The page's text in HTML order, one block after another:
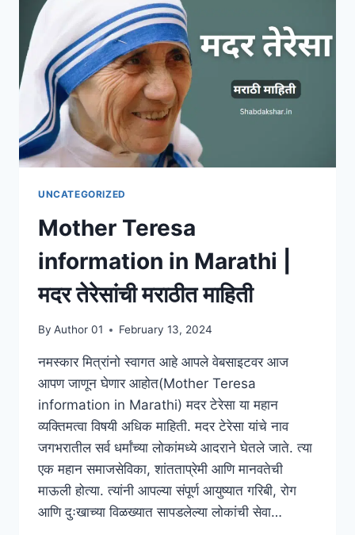
मराठीत
UNCATEGORIZED
Mother Teresa
information in Marathi |
मदर तेरेसांची मराठीत माहिती
By Author 01 February 13, 2024
नमस्कार मित्रांनो स्वागत आहे आपले वेबसाइटवर आज
आपण जाणून घेणार आहोत(Mother Teresa
information in Marathi) मदर टेरेसा या महान
व्यक्तिमत्वा विषयी अधिक माहिती. मदर टेरेसा यांचे नाव
जगभरातील सर्व धर्मांच्या लोकांमध्ये आदराने घेतले जाते. त्या
एक महान समाजसेविका, शांतताप्रेमी आणि मानवतेची
माऊली होत्या. त्यांनी आपल्या संपूर्ण आयुष्यात गरिबी, रोग
आणि दुःखाच्या विळख्यात सापडलेल्या लोकांची सेवा…